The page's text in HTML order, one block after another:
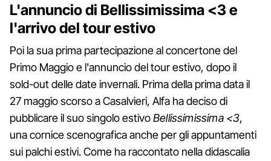
L'annuncio di Bellissimissima <3 e
l'arrivo del tour estivo
Poi la sua prima partecipazione al concertone del
Primo Maggio e l'annuncio del tour estivo, dopo il
sold-out delle date invernali. Prima della prima data il
27 maggio scorso a Casalvieri, Alfa ha deciso di
pubblicare il suo singolo estivoBellissimissima <3,
una cornice scenografica anche per gli appuntamenti
sui palchi estivi. Come ha raccontato nella didascalia